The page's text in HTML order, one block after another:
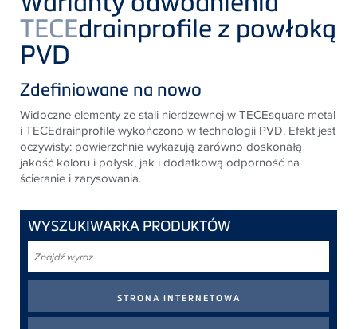
TECEdrainprofile z powłoką
PVD
Zdefiniowane na nowo
Widoczne elementy ze stali nierdzewnej wTECEsquare metal
iTECEdrainprofile wykończono w technologii PVD. Efekt jest
oczywisty: powierzchnie wykazują zarówno doskonałą
jakość koloru i połysk, jak i dodatkową odporność na
ścieranie i zarysowania.
WYSZUKIWARKA PRODUKTÓW
wyraz